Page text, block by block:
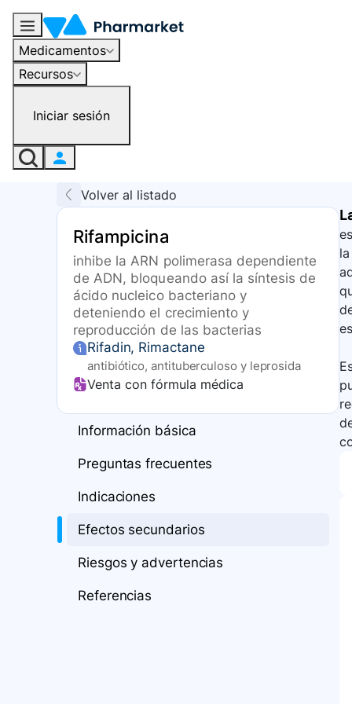
Medicamentos
Recursos
Iniciar sesión
Volver al listado
Rifampicina
inhibe la ARN polimerasa dependiente
de ADN, bloqueando así la síntesis de
ácido nucleico bacteriano y
deteniendo el crecimiento y
reproducción de las bacterias
Rifadin, Rimactane
antibiótico, antituberculoso y leprosida
Venta con fórmula médica
Información básica
Preguntas frecuentes
Indicaciones
Efectos secundarios
Riesgos y advertencias
Referencias